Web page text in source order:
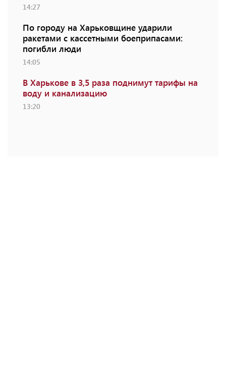
14:27
По городу на Харьковщине ударили
ракетами с кассетными боеприпасами:
погибли люди
14:05
В Харькове в 3,5 раза поднимут тарифы на
воду и канализацию
13:20